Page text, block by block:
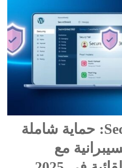
SecureShield 360: حماية شاملة
مع